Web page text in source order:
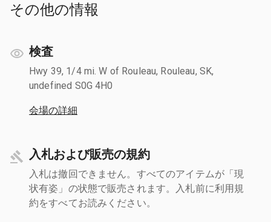
その他の情報
検査
Hwy 39, 1/4 mi. W of Rouleau, Rouleau, SK,
undefined S0G 4H0
会場の詳細
入札および販売の規約
入札は撤回できません。すべてのアイテムが「現
状有姿」の状態で販売されます。入札前に利用規
約をすべてお読みください。